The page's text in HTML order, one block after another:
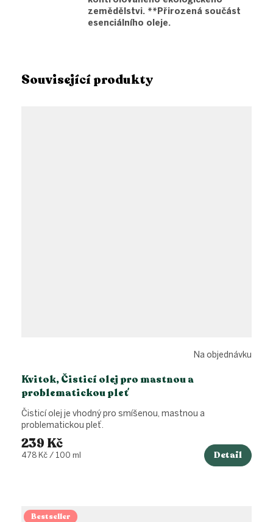
Související produkty
Kvitok, Čisticí olej pro mastnou a
problematickou pleť
Na objednávku
239 Kč
Měrná
478 Kč / 100 ml Detail
Čisticí olej je vhodný pro smíšenou, mastnou a
problematickou pleť.
Bestseller
zemědělstvi. **Přirozená součást
esenciálního oleje.